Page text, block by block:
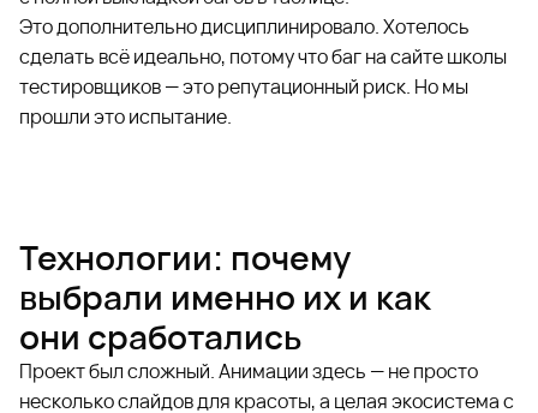
Это дополнительно дисциплинировало. Хотелось
сделать всё идеально, потому что баг на сайте школы
тестировщиков — это репутационный риск. Но мы
прошли это испытание.
Технологии: почему
выбрали именно их и как
они сработались
Проект был сложный. Анимации здесь — не просто
несколько слайдов для красоты, а целая экосистема с